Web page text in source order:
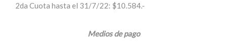
2da Cuota hasta el 31/7/22: $10.584.-
Medios de pago